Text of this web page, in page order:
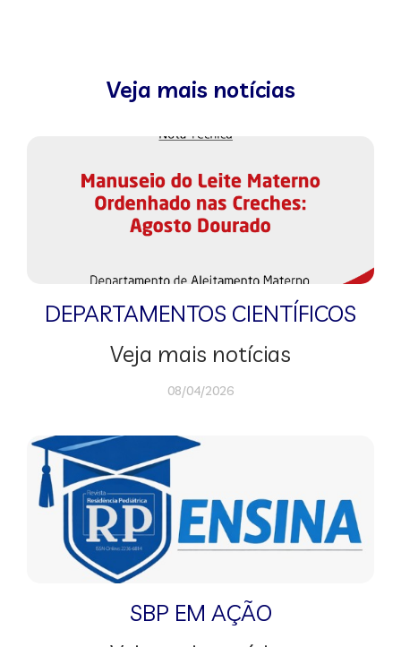
Veja mais notícias
DEPARTAMENTOS CIENTÍFICOS
Veja mais notícias
08/04/2026
SBP EM AÇÃO